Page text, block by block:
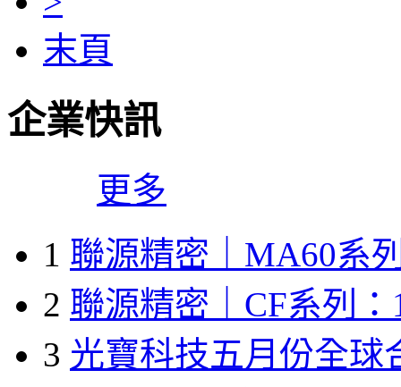
末頁
企業快訊
更多
1 聯源精密｜MA60系
2 聯源精密｜CF系列：
3 光寶科技五月份全球